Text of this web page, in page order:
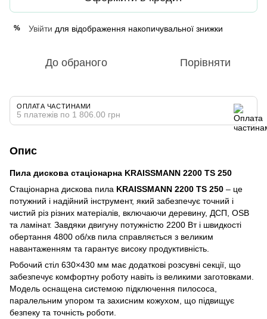
% Увійти для відображення накопичувальної знижки
До обраного Порівняти
ОПЛАТА ЧАСТИНАМИ
5 платежів по 1 806.00 грн
Опис
Пила дискова стаціонарна KRAISSMANN 2200 TS 250
Стаціонарна дискова пила KRAISSMANN 2200 TS 250 – це
потужний і надійний інструмент, який забезпечує точний і
чистий різ різних матеріалів, включаючи деревину, ДСП, OSB
та ламінат. Завдяки двигуну потужністю 2200 Вт і швидкості
обертання 4800 об/хв пила справляється з великим
навантаженням та гарантує високу продуктивність.
Робочий стіл 630×430 мм має додаткові розсувні секції, що
забезпечує комфортну роботу навіть із великими заготовками.
Модель оснащена системою підключення пилососа,
паралельним упором та захисним кожухом, що підвищує
безпеку та точність роботи.